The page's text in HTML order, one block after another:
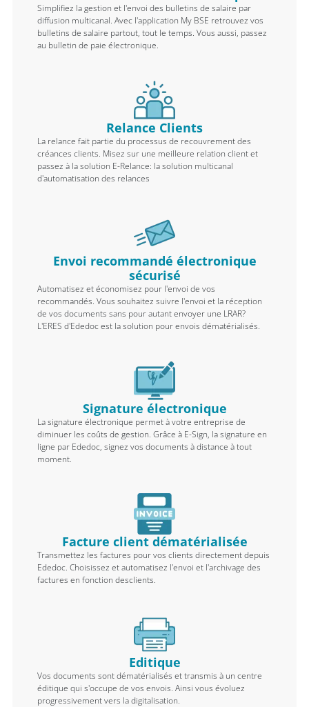
Simplifiez la gestion et l'envoi des bulletins de salaire par
diffusion multicanal. Avec l'application My BSE retrouvez vos
bulletins de salaire partout, tout le temps. Vous aussi, passez
au bulletin de paie électronique.
Relance Clients
La relance fait partie du processus de recouvrement des
créances clients. Misez sur une meilleure relation client et
passez à la solution E-Relance: la solution multicanal
d'automatisation des relances
Envoi recommandé électronique
sécurisé
Automatisez et économisez pour l'envoi de vos
recommandés. Vous souhaitez suivre l'envoi et la réception
de vos documents sans pour autant envoyer une LRAR?
L'ERES d'Ededoc est la solution pour envois dématérialisés.
Signature électronique
La signature électronique permet à votre entreprise de
diminuer les coûts de gestion. Grâce à E-Sign, la signature en
ligne par Ededoc, signez vos documents à distance à tout
moment.
Facture client dématérialisée
Transmettez les factures pour vos clients directement depuis
Ededoc. Choisissez et automatisez l'envoi et l'archivage des
factures en fonction desclients.
Editique
Vos documents sont dématérialisés et transmis à un centre
éditique qui s'occupe de vos envois. Ainsi vous évoluez
progressivement vers la digitalisation.